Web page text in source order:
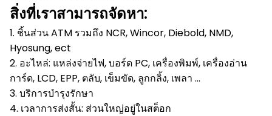
สิ่งที่เราสามารถจัดหา:
1. ชิ้นส่วน ATM รวมถึง NCR, Wincor, Diebold, NMD,
Hyosung, ect
2. อะไหล่: แหล่งจ่ายไฟ, บอร์ด PC, เครื่องพิมพ์, เครื่องอ่าน
การ์ด, LCD, EPP, ตลับ, เข็มขัด, ลูกกลิ้ง, เพลา ...
3. บริการบำรุงรักษา
4. เวลาการส่งสั้น: ส่วนใหญ่อยู่ในสต็อก